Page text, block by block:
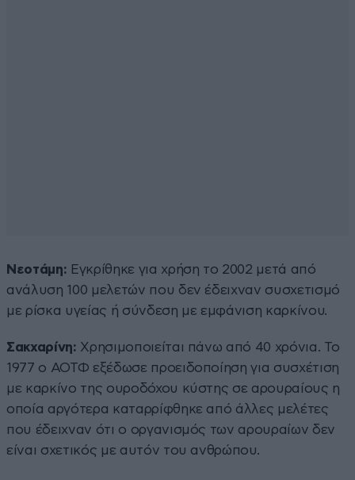
Νεοτάμη: Εγκρίθηκε για χρήση το 2002 μετά από
ανάλυση 100 μελετών που δεν έδειχναν συσχετισμό
με ρίσκα υγείας ή σύνδεση με εμφάνιση καρκίνου.
Σακχαρίνη: Χρησιμοποιείται πάνω από 40 χρόνια. Το
1977 ο ΑΟΤΦ εξέδωσε προειδοποίηση για συσχέτιση
με καρκίνο της ουροδόχου κύστης σε αρουραίους η
οποία αργότερα καταρρίφθηκε από άλλες μελέτες
που έδειχναν ότι ο οργανισμός των αρουραίων δεν
είναι σχετικός με αυτόν του ανθρώπου.